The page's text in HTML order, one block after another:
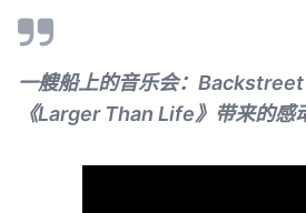
一艘船上的音乐会：
《Larger Than Life》带来的感